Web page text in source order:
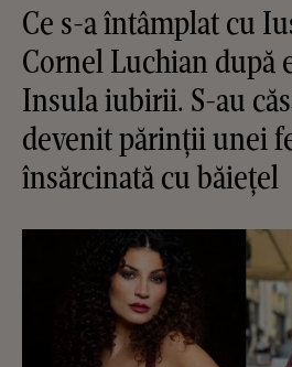
Ce s-a întâmplat cu
Cornel Luchian după
Insula iubirii. S-au
devenit părinții unei
însărcinată cu băiețel